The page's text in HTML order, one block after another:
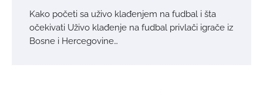
Kako početi sa uživo klađenjem na fudbal i šta
očekivati Uživo klađenje na fudbal privlači igrače iz
Bosne i Hercegovine…